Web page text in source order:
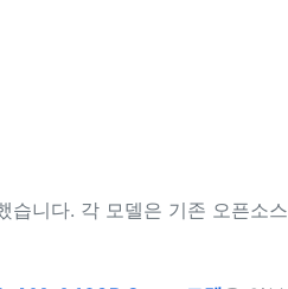
습니다. 각 모델은 기존 오픈소스